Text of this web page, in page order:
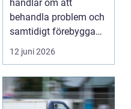
handlar om att
behandla problem och
samtidigt förebygga
framtida besvär. För
12 juni 2026